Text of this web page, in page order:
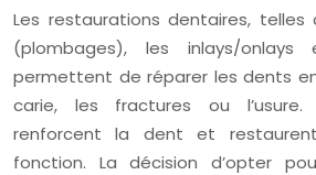
Les restaurations dentaires,
(plombages), les inlays/
permettent de réparer les dents
carie, les fractures ou l’usure.
renforcent la dent et
fonction. La décision d’opter